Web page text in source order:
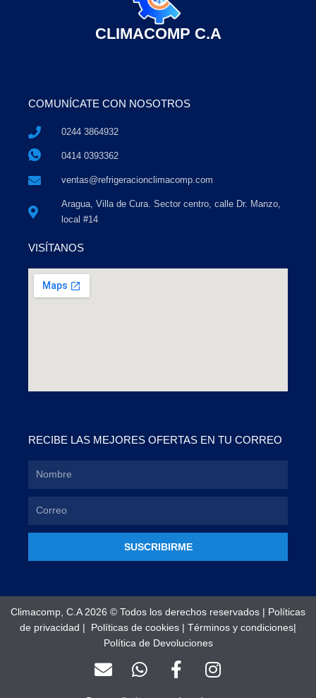
CLIMACOMP C.A
COMUNÍCATE CON NOSOTROS
0244 3864932
0414 0393362
ventas@refrigeracionclimacomp.com
Aragua, Villa de Cura. Sector centro, calle Dr. Manzo,
local #14
VISÍTANOS
RECIBE LAS MEJORES OFERTAS EN TU CORREO
SUSCRIBIRME
Climacomp, C.A 2026 © Todos los derechos reservados | Políticas
de privacidad | Políticas de cookies | Términos y condiciones|
Política de Devoluciones
E
n
W
h
F
a
I
n